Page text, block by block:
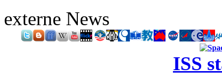
externe News
ISS